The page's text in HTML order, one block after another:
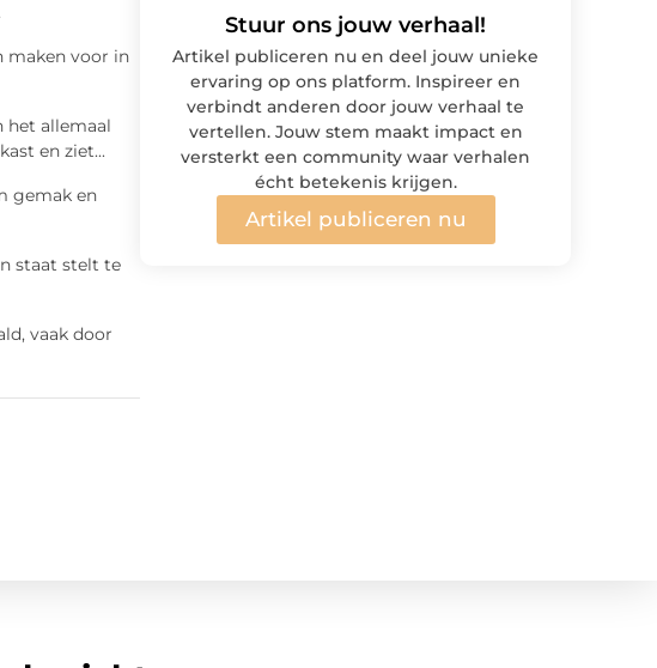
maken voor in
het allemaal
en ziet...
gemak en
staat stelt te
vaak door
Stuur ons jouw verhaal!
Artikel publiceren nu en deel jouw unieke
ervaring op ons platform. Inspireer en
verbindt anderen door jouw verhaal te
vertellen. Jouw stem maakt impact en
versterkt een community waar verhalen
écht betekenis krijgen.
Artikel publiceren nu